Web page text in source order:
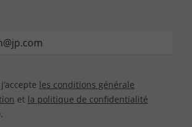
les conditions générale
et la politique de confidentialité